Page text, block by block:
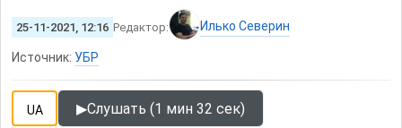
25-11-2021, 12:16 Редактор: Илько Северин
Источник: УБР
UA ▶Слушать (1 мин 32 сек)